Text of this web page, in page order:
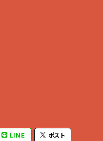
LINE ポスト